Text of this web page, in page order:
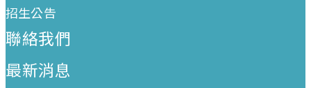
招生公告
聯絡我們
最新消息